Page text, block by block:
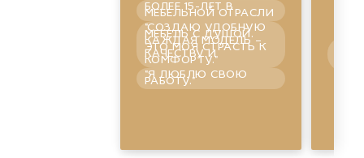
БОЛЕЕ 15-ЛЕТ В
МЕБЕЛЬНОЙ ОТРАСЛИ
"СОЗДАЮ УДОБНУЮ
МЕБЕЛЬ С ДУШОЙ.
КАЖДАЯ МОДЕЛЬ –
ЭТО МОЯ СТРАСТЬ К
КАЧЕСТВУ И
КОМФОРТУ."
"Я ЛЮБЛЮ СВОЮ
РАБОТУ."